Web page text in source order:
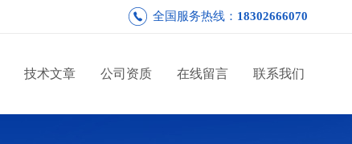
全国服务热线： 18302666070
技术文章 公司资质 在线留言 联系我们